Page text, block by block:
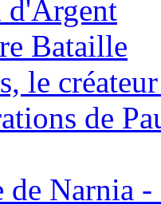
d'Argent
Bataille
le
de
de Narnia